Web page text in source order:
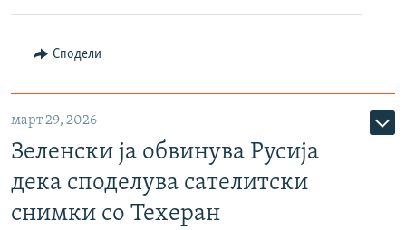
Сподели
март 29, 2026
Зеленски ја обвинува Русија
дека споделува сателитски
снимки со Техеран